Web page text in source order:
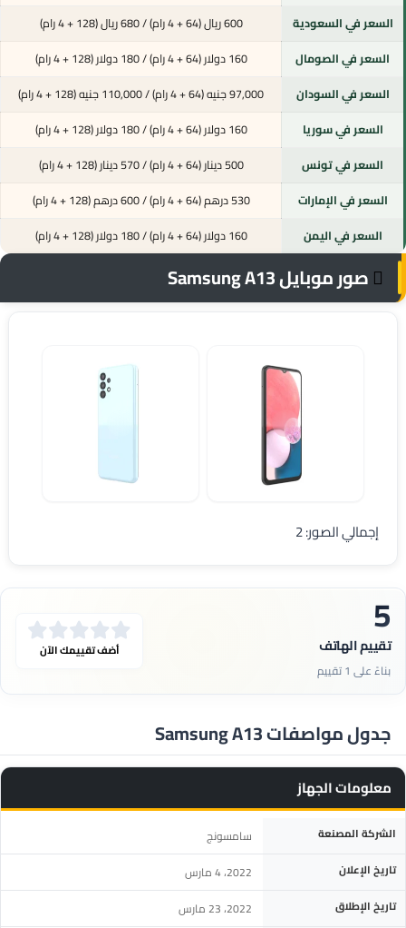
السعر في السعودية
600 ريال (64 + 4 رام) / 680 ريال (128 + 4 رام)
السعر في الصومال
160 دولار (64 + 4 رام) / 180 دولار (128 + 4 رام)
السعر في السودان
97,000 جنيه (64 + 4 رام) / 110,000 جنيه (128 + 4 رام)
السعر في سوريا
160 دولار (64 + 4 رام) / 180 دولار (128 + 4 رام)
السعر في تونس
500 دينار (64 + 4 رام) / 570 دينار (128 + 4 رام)
السعر في الإمارات
530 درهم (64 + 4 رام) / 600 درهم (128 + 4 رام)
السعر في اليمن
160 دولار (64 + 4 رام) / 180 دولار (128 + 4 رام)
صور موبايل Samsung A13
إجمالي الصور: 2
5
تقييم الهاتف
بناءً على 1 تقييم
أضف تقييمك الآن
جدول مواصفات Samsung A13
معلومات الجهاز
المواصفة التفاصيل
الشركة المصنعة سامسونج
تاريخ الإعلان 2022، 4 مارس
تاريخ الإطلاق 2022، 23 مارس